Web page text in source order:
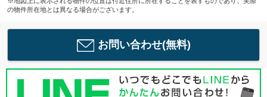
の物件所在地とは異なる場合がございます。
お問い合わせ(無料)